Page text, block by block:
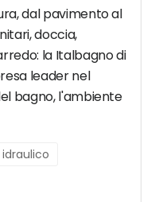
dal pavimento al
doccia,
la Italbagno di
leader nel
bagno, l'ambiente